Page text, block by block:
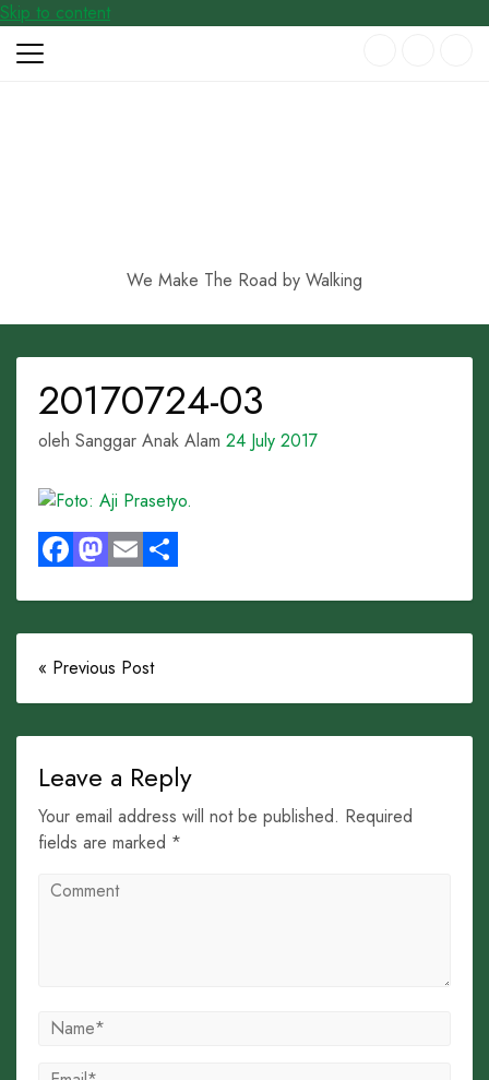
Skip to content
We Make The Road by Walking
20170724-03
oleh Sanggar Anak Alam 24 July 2017
« Previous Post
Leave a Reply
Your email address will not be published. Required
fields are marked *